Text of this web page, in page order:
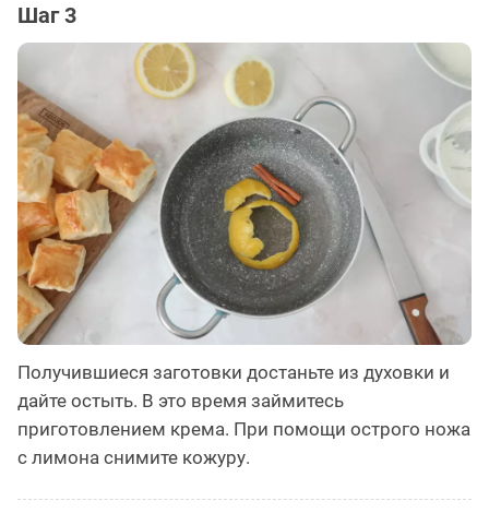
Шаг 3
Получившиеся заготовки достаньте из духовки и
дайте остыть. В это время займитесь
приготовлением крема. При помощи острого ножа
с лимона снимите кожуру.